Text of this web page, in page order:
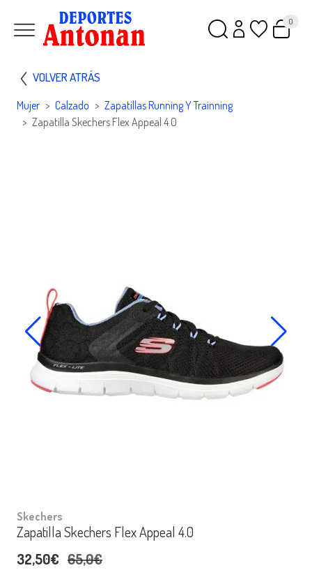
0
VOLVER ATRÁS
Mujer Calzado
Zapatillas Running Y Trainning
Zapatilla Skechers Flex Appeal 4.0
Skechers
Zapatilla Skechers Flex Appeal 4.0
32,50€ 65,0€